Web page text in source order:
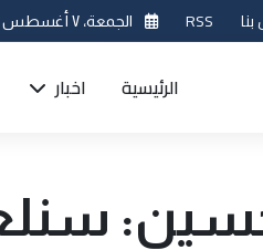
RSS الجمعة، ٧ أغسطس 2026
الرئيسية اخبار